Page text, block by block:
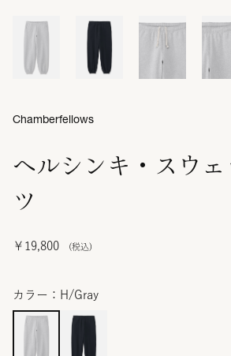
ヘルシンキ・スウェ
ツ
￥19,800
Chamberfellows
カラー：H/Gray